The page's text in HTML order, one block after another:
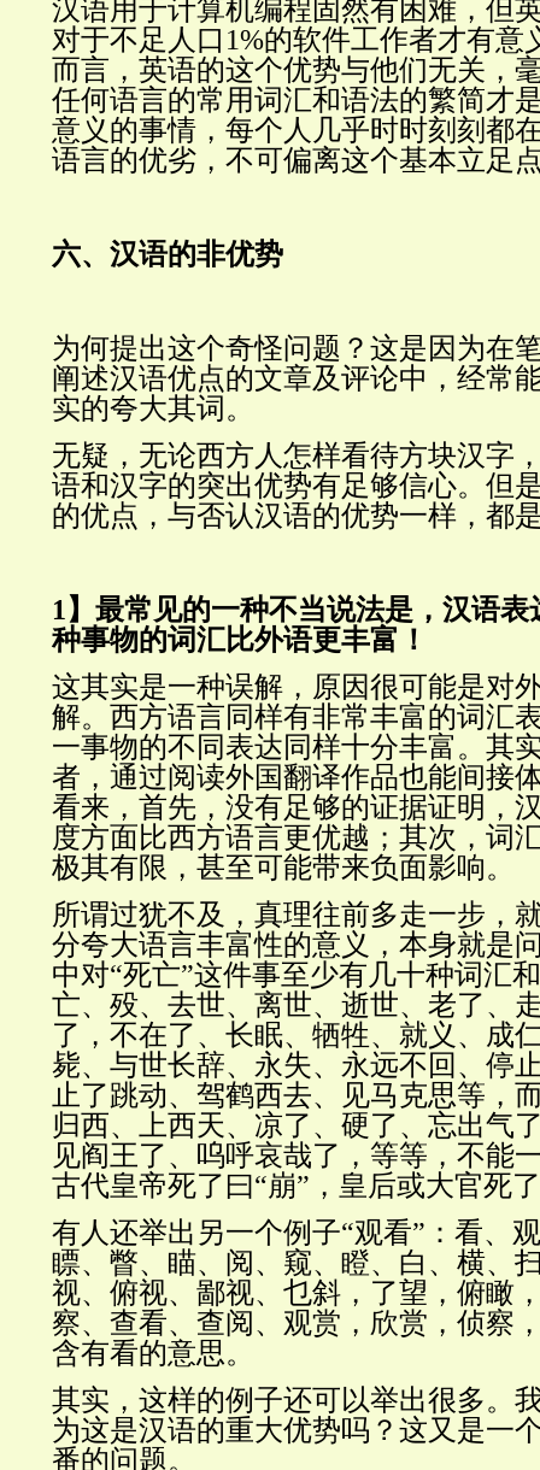
汉语用于计算机编程固然有困难，但
对于不足人口1%的软件工作者才有意
而言，英语的这个优势与他们无关，
任何语言的常用词汇和语法的繁简才
意义的事情，每个人几乎时时刻刻都
语言的优劣，不可偏离这个基本立足
六、汉语的非优势
为何提出这个奇怪问题？这是因为在
阐述汉语优点的文章及评论中，经常
实的夸大其词。
无疑，无论西方人怎样看待方块汉字
语和汉字的突出优势有足够信心。但
的优点，与否认汉语的优势一样，都
1】最常见的一种不当说法是，汉语
种事物的词汇比外语更丰富！
这其实是一种误解，原因很可能是对
解。西方语言同样有非常丰富的词汇
一事物的不同表达同样十分丰富。其
者，通过阅读外国翻译作品也能间接
看来，首先，没有足够的证据证明，
度方面比西方语言更优越；其次，词
极其有限，甚至可能带来负面影响。
所谓过犹不及，真理往前多走一步，
分夸大语言丰富性的意义，本身就是
中对“死亡”这件事至少有几十种词汇
亡、殁、去世、离世、逝世、老了、
了，不在了、长眠、牺牲、就义、成
毙、与世长辞、永失、永远不回、停
止了跳动、驾鹤西去、见马克思等，
归西、上西天、凉了、硬了、忘出气
见阎王了、呜呼哀哉了，等等，不能
古代皇帝死了曰“崩”，皇后或大官死
有人还举出另一个例子“观看”：看、
瞟、瞥、瞄、阅、窥、瞪、白、横、
视、俯视、鄙视、乜斜，了望，俯瞰
察、查看、查阅、观赏，欣赏，侦察
含有看的意思。
其实，这样的例子还可以举出很多。
为这是汉语的重大优势吗？这又是一
番的问题。